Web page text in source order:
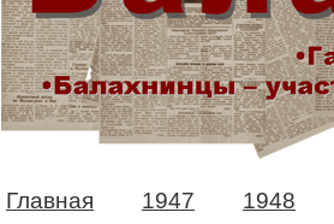
Главная 1947 1948